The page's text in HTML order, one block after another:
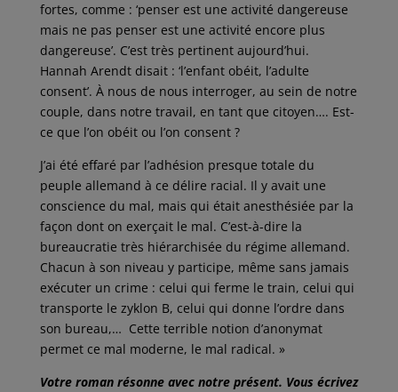
fortes, comme : ‘penser est une activité dangereuse
mais ne pas penser est une activité encore plus
dangereuse’. C’est très pertinent aujourd’hui.
Hannah Arendt disait : ‘l’enfant obéit, l’adulte
consent’. À nous de nous interroger, au sein de notre
couple, dans notre travail, en tant que citoyen…. Est-
ce que l’on obéit ou l’on consent ?
J’ai été effaré par l’adhésion presque totale du
peuple allemand à ce délire racial. Il y avait une
conscience du mal, mais qui était anesthésiée par la
façon dont on exerçait le mal. C’est-à-dire la
bureaucratie très hiérarchisée du régime allemand.
Chacun à son niveau y participe, même sans jamais
exécuter un crime : celui qui ferme le train, celui qui
transporte le zyklon B, celui qui donne l’ordre dans
son bureau,… Cette terrible notion d’anonymat
permet ce mal moderne, le mal radical. »
Votre roman résonne avec notre présent. Vous écrivez